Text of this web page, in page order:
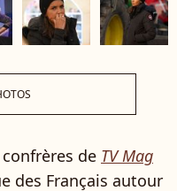
de TV Mag
des Français autour